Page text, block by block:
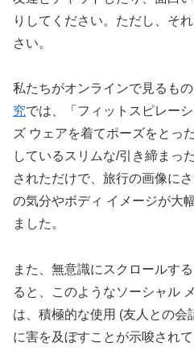
りしてください。ただし、そ
さい。
私たちがオンラインで見るも
究では、「フィットスピレー
ズ ウェアを着てポーズをとっ
しているスリムな/引き締まっ
されただけで、旅行の画像に
の気分やボディ イメージが大
ました。
また、無意識にスクロールす
ると、このようなソーシャル
は、積極的な使用 (友人との会
に害を及ぼすことが示唆されて